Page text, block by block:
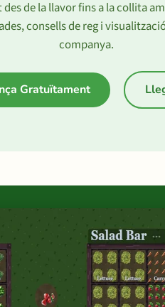
de la llavor fins a la collita
consells de reg i
companya.
Gratuïtament